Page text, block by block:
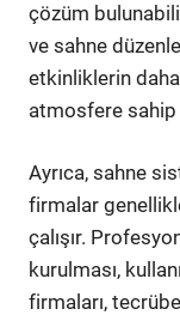
çözüm
ve sahne
etkinliklerin
atmosfere sahip
Ayrıca, sahne
firmalar
çalışır.
kurulması,
firmaları,